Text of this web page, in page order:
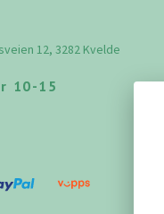
12, 3282 Kvelde
10-15